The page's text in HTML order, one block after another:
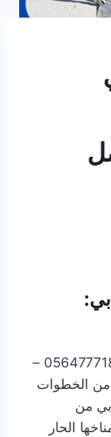
شركة عزل حراري في البرشاء – دبي 0564777188 –
من الخطوات
من
الحار